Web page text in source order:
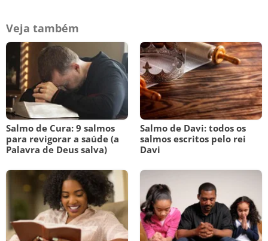
Veja também
Salmo de Cura: 9 salmos
para revigorar a saúde (a
Palavra de Deus salva)
Salmo de Davi: todos os
salmos escritos pelo rei
Davi